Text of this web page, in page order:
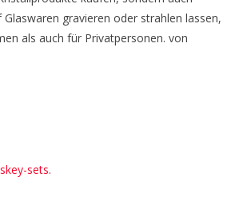
gravieren oder strahlen lassen,
als auch für Privatpersonen. von
sets.